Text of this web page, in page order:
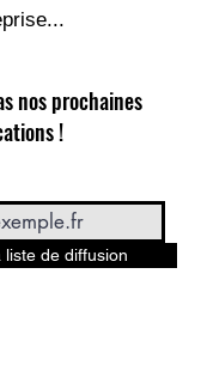
nos prochaines
!
de diffusion